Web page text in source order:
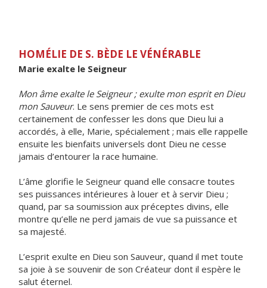
HOMÉLIE DE S. BÈDE LE VÉNÉRABLE
Marie exalte le Seigneur
Mon âme exalte le Seigneur ; exulte mon esprit en Dieu
mon Sauveur. Le sens premier de ces mots est
certainement de confesser les dons que Dieu lui a
accordés, à elle, Marie, spécialement ; mais elle rappelle
ensuite les bienfaits universels dont Dieu ne cesse
jamais d’entourer la race humaine.
L’âme glorifie le Seigneur quand elle consacre toutes
ses puissances intérieures à louer et à servir Dieu ;
quand, par sa soumission aux préceptes divins, elle
montre qu’elle ne perd jamais de vue sa puissance et
sa majesté.
L’esprit exulte en Dieu son Sauveur, quand il met toute
sa joie à se souvenir de son Créateur dont il espère le
salut éternel.